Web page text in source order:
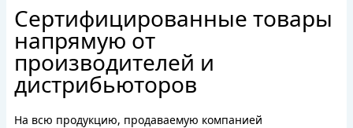
Сертифицированные товары
напрямую от
производителей и
дистрибьюторов
На всю продукцию, продаваемую компанией